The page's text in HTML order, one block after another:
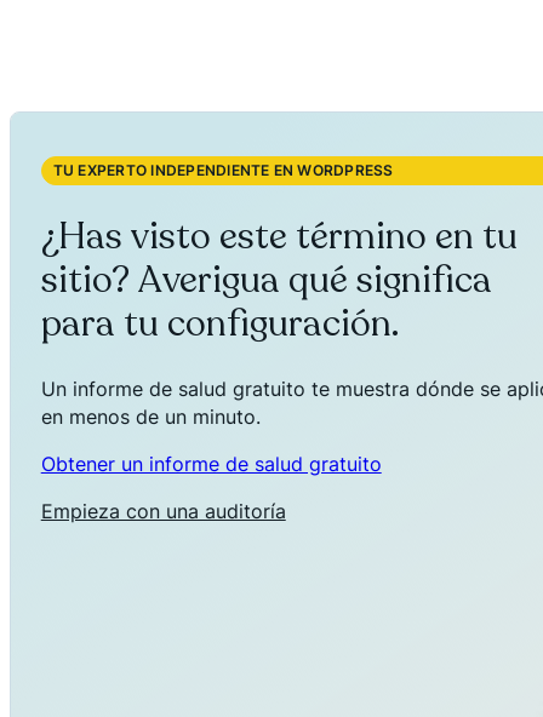
TU EXPERTO INDEPENDIENTE EN WORDPRESS
¿Has visto este término en tu
sitio? Averigua qué significa
para tu configuración.
Un informe de salud gratuito te muestra dónde se
en menos de un minuto.
Obtener un informe de salud gratuito
Empieza con una auditoría